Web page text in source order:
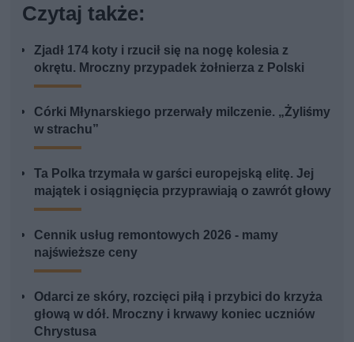
Czytaj także:
Zjadł 174 koty i rzucił się na nogę kolesia z
okrętu. Mroczny przypadek żołnierza z Polski
Córki Młynarskiego przerwały milczenie. „Żyliśmy
w strachu”
Ta Polka trzymała w garści europejską elitę. Jej
majątek i osiągnięcia przyprawiają o zawrót głowy
Cennik usług remontowych 2026 - mamy
najświeższe ceny
Odarci ze skóry, rozcięci piłą i przybici do krzyża
głową w dół. Mroczny i krwawy koniec uczniów
Chrystusa